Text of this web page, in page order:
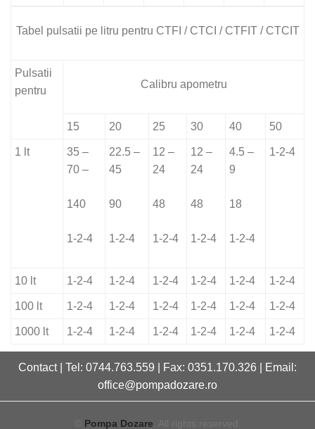
Tabel pulsatii pe litru pentru CTFI / CTCI / CTFIT / CTCIT
Pulsatii
pentru
Calibru apometru
15 20 25 30 40 50
1 lt
35 –
70 –
140
1-2-4
22.5 –
45
90
1-2-4
12 –
24
48
1-2-4
12 –
24
48
1-2-4
4.5 –
9
18
1-2-4
1-2-4
10 lt 1-2-4 1-2-4 1-2-4 1-2-4 1-2-4 1-2-4
100 lt 1-2-4 1-2-4 1-2-4 1-2-4 1-2-4 1-2-4
1000 lt 1-2-4 1-2-4 1-2-4 1-2-4 1-2-4 1-2-4
Contact | Tel: 0744.763.559 | Fax: 0351.170.326 | Email:
office@pompadozare.ro
Pompa Dozare